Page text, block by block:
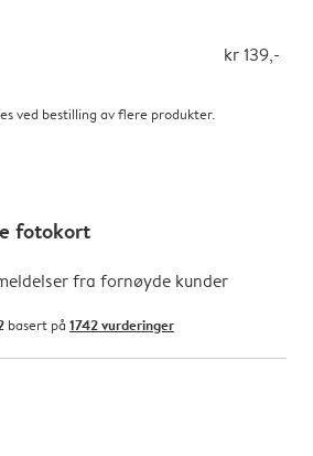
kr 139,-
ved bestilling av flere produkter.
fotokort
fra fornøyde kunder
basert på 1742 vurderinger